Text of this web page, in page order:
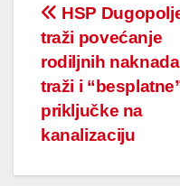
Post
HSP
traži povećanje
rodiljnih
traži i
priključke na
kanalizaciju